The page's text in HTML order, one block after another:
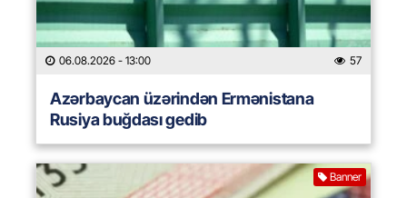
06.08.2026 - 13:00 57
Azərbaycan üzərindən Ermənistana
Rusiya buğdası gedib
Banner